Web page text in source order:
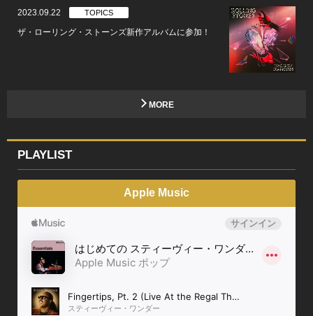
2023.09.22 TOPICS
ザ・ローリング・ストーンズ新作アルバムに参加！
MORE
PLAYLIST
Apple Music